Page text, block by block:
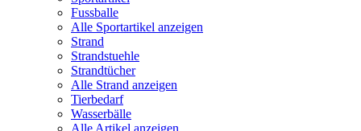
Fussballe
Alle Sportartikel anzeigen
Strand
Strandstuehle
Strandtücher
Alle Strand anzeigen
Tierbedarf
Wasserbälle
Alle Artikel anzeigen